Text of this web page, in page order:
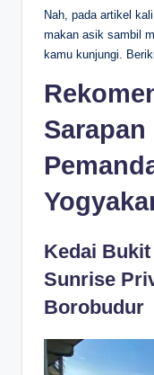
Nah, pada artikel
makan asik sambil
kamu kunjungi.
Kedai
Sunrise
Borobudur